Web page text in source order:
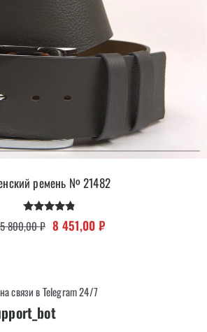
ремень № 21482
Оценка
4.67
800,00₽ Первоначальная цена
8 451,00 ₽Текущая цена: 8
связи в Telegram 24/7